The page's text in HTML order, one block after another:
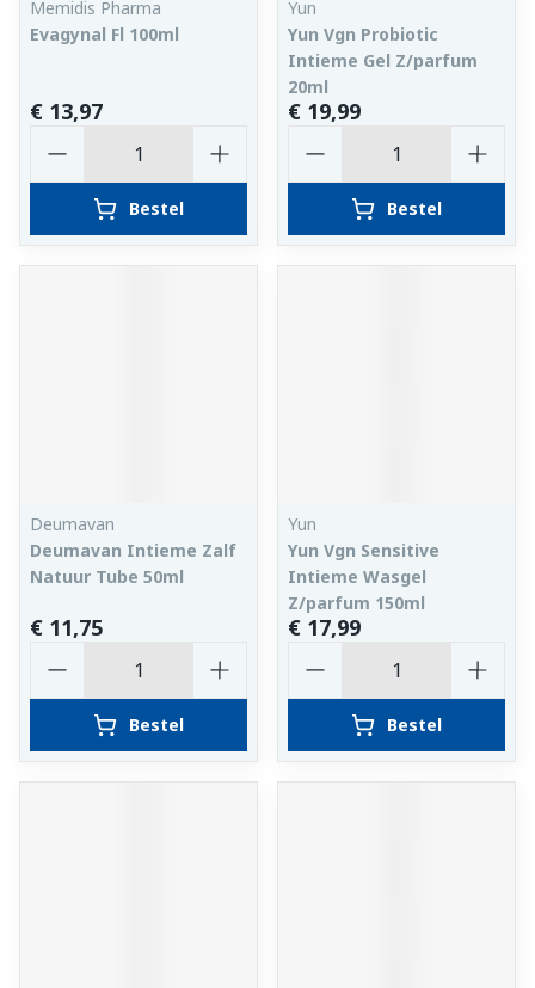
Memidis Pharma
Evagynal Fl 100ml
€ 13,97
Bestel
Yun
Yun Vgn Probiotic
Intieme Gel Z/parfum
20ml
€ 19,99
Bestel
Deumavan
Deumavan Intieme Zalf
Natuur Tube 50ml
€ 11,75
Bestel
Yun
Yun Vgn Sensitive
Intieme Wasgel
Z/parfum 150ml
€ 17,99
Bestel